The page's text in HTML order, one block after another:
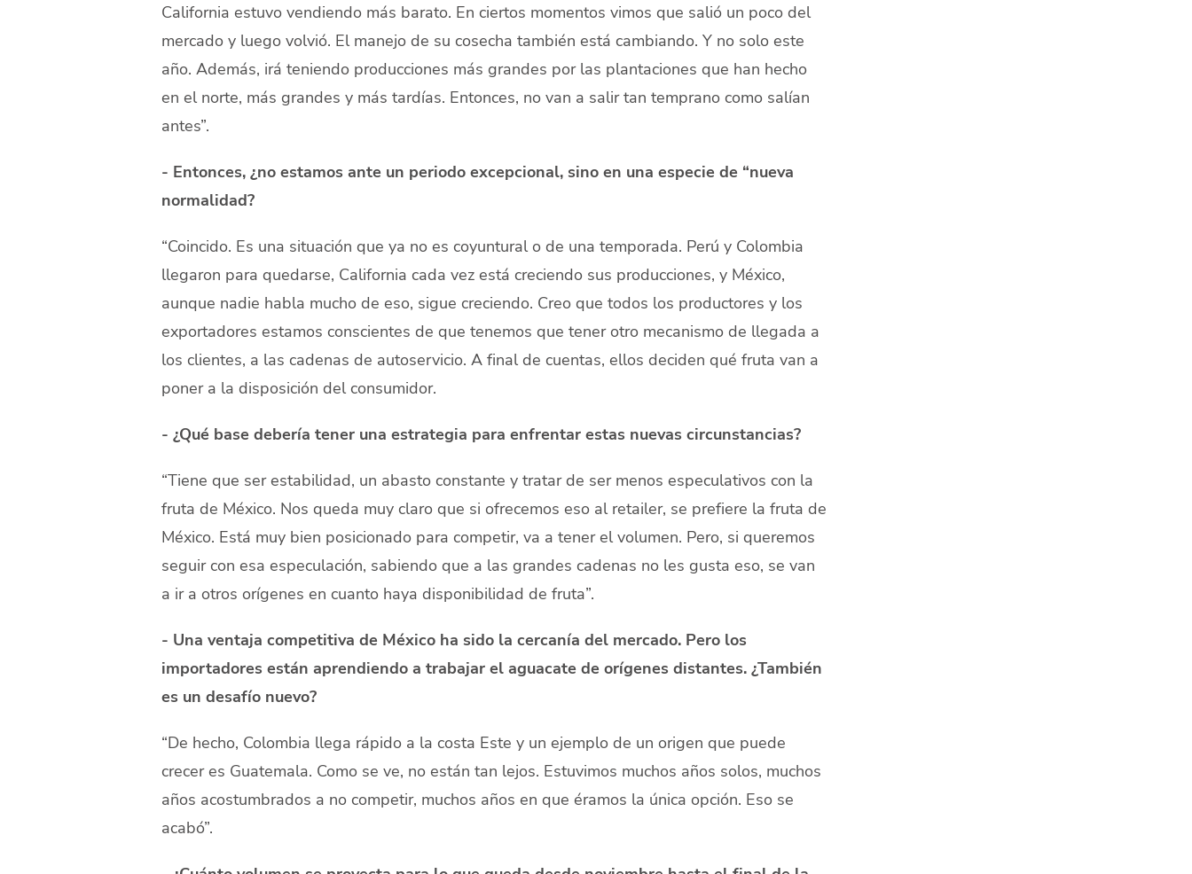
California estuvo vendiendo más barato. En ciertos momentos vimos que salió un poco del
mercado y luego volvió. El manejo de su cosecha también está cambiando. Y no solo este
año. Además, irá teniendo producciones más grandes por las plantaciones que han hecho
en el norte, más grandes y más tardías. Entonces, no van a salir tan temprano como salían
antes”.
- Entonces, ¿no estamos ante un periodo excepcional, sino en una especie de “nueva
normalidad?
“Coincido. Es una situación que ya no es coyuntural o de una temporada. Perú y Colombia
llegaron para quedarse, California cada vez está creciendo sus producciones, y México,
aunque nadie habla mucho de eso, sigue creciendo. Creo que todos los productores y los
exportadores estamos conscientes de que tenemos que tener otro mecanismo de llegada a
los clientes, a las cadenas de autoservicio. A final de cuentas, ellos deciden qué fruta van a
poner a la disposición del consumidor.
- ¿Qué base debería tener una estrategia para enfrentar estas nuevas circunstancias?
“Tiene que ser estabilidad, un abasto constante y tratar de ser menos especulativos con la
fruta de México. Nos queda muy claro que si ofrecemos eso al retailer, se prefiere la fruta de
México. Está muy bien posicionado para competir, va a tener el volumen. Pero, si queremos
seguir con esa especulación, sabiendo que a las grandes cadenas no les gusta eso, se van
a ir a otros orígenes en cuanto haya disponibilidad de fruta”.
- Una ventaja competitiva de México ha sido la cercanía del mercado. Pero los
importadores están aprendiendo a trabajar el aguacate de orígenes distantes. ¿También
es un desafío nuevo?
“De hecho, Colombia llega rápido a la costa Este y un ejemplo de un origen que puede
crecer es Guatemala. Como se ve, no están tan lejos. Estuvimos muchos años solos, muchos
años acostumbrados a no competir, muchos años en que éramos la única opción. Eso se
acabó”.